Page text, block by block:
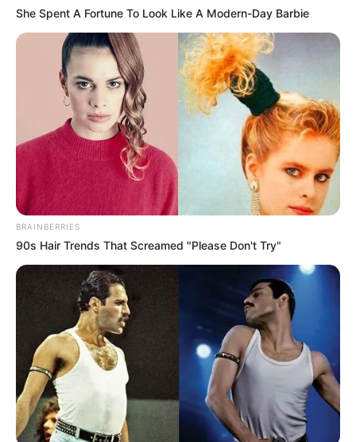
She Spent A Fortune To Look Like A Modern-Day Barbie
BRAINBERRIES
90s Hair Trends That Screamed "Please Don't Try"